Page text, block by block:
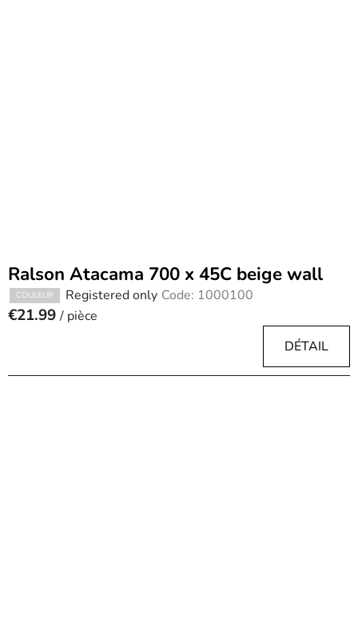
Ralson Atacama 700 x 45C beige wall
COULEUR Registered only Code: 1000100
€21.99 / pièce
DÉTAIL